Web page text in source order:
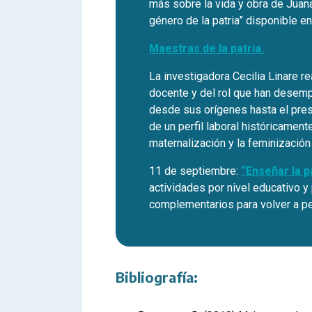
más sobre la vida y obra de
género de la patria” disponible
Maestras de la patria.
La investigadora Cecilia Linare
docente y del rol que han
desde sus orígenes hasta el
de un perfil laboral
maternalización y la
11 de septiembre: “Enseñar la
actividades por nivel educativo
complementarios para volver a
Bibliografía: